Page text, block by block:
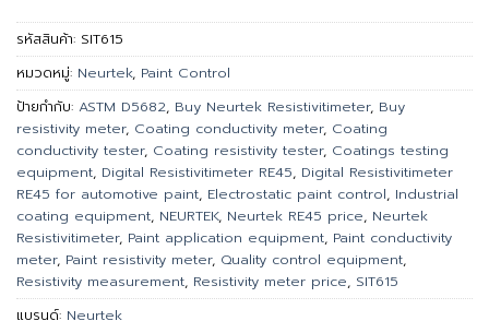
รหัสสินค้า: SIT615
หมวดหมู่: Neurtek, Paint Control
ป้ายกำกับ: ASTM D5682, Buy Neurtek Resistivitimeter, Buy
resistivity meter, Coating conductivity meter, Coating
conductivity tester, Coating resistivity tester, Coatings testing
equipment, Digital Resistivitimeter RE45, Digital Resistivitimeter
RE45 for automotive paint, Electrostatic paint control, Industrial
coating equipment, NEURTEK, Neurtek RE45 price, Neurtek
Resistivitimeter, Paint application equipment, Paint conductivity
meter, Paint resistivity meter, Quality control equipment,
Resistivity measurement, Resistivity meter price, SIT615
แบรนด์: Neurtek